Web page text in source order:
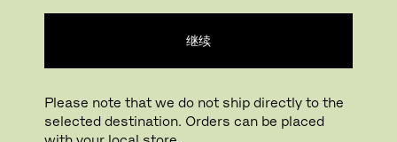
继续
Please note that we do not ship directly to the
selected destination. Orders can be placed